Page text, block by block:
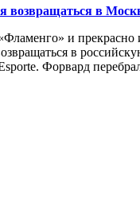
возвращаться в
и
в
Форвард